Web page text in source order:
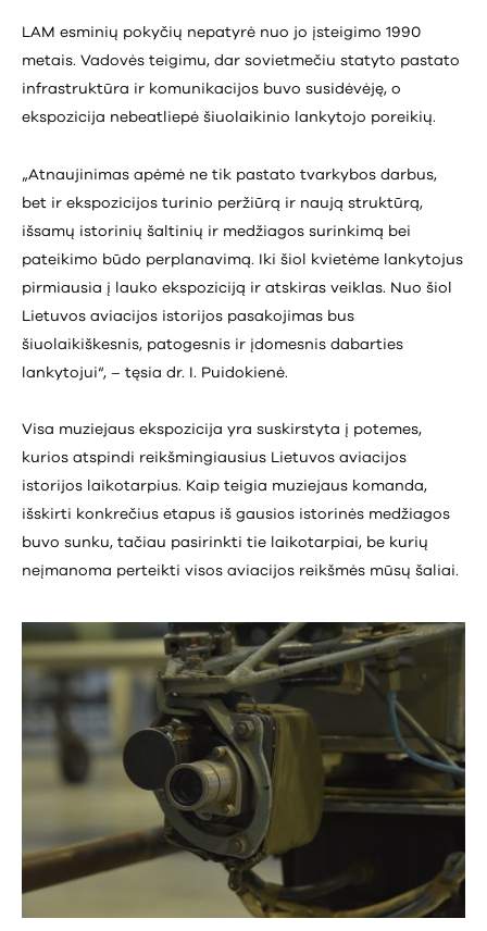
LAM esminių pokyčių nepatyrė nuo jo įsteigimo 1990
metais. Vadovės teigimu, dar sovietmečiu statyto pastato
infrastruktūra ir komunikacijos buvo susidėvėję, o
ekspozicija nebeatliepė šiuolaikinio lankytojo poreikių.
„Atnaujinimas apėmė ne tik pastato tvarkybos darbus,
bet ir ekspozicijos turinio peržiūrą ir naują struktūrą,
išsamų istorinių šaltinių ir medžiagos surinkimą bei
pateikimo būdo perplanavimą. Iki šiol kvietėme lankytojus
pirmiausia į lauko ekspoziciją ir atskiras veiklas. Nuo šiol
Lietuvos aviacijos istorijos pasakojimas bus
šiuolaikiškesnis, patogesnis ir įdomesnis dabarties
lankytojui“, – tęsia dr. I. Puidokienė.
Visa muziejaus ekspozicija yra suskirstyta į potemes,
kurios atspindi reikšmingiausius Lietuvos aviacijos
istorijos laikotarpius. Kaip teigia muziejaus komanda,
išskirti konkrečius etapus iš gausios istorinės medžiagos
buvo sunku, tačiau pasirinkti tie laikotarpiai, be kurių
neįmanoma perteikti visos aviacijos reikšmės mūsų šaliai.